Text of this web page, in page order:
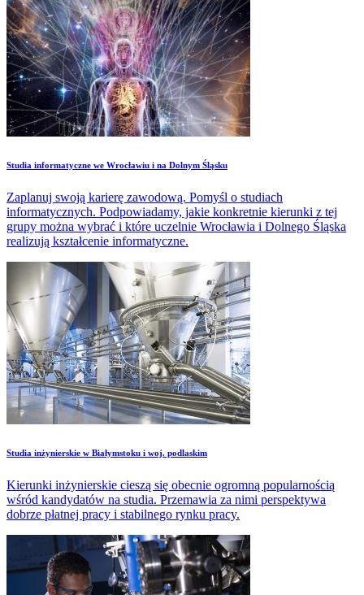
Studia informatyczne we Wrocławiu i na Dolnym Śląsku
Zaplanuj swoją karierę zawodową. Pomyśl o studiach
informatycznych. Podpowiadamy, jakie konkretnie kierunki z tej
grupy można wybrać i które uczelnie Wrocławia i Dolnego Śląska
realizują kształcenie informatyczne.
Studia inżynierskie w Białymstoku i woj. podlaskim
Kierunki inżynierskie cieszą się obecnie ogromną popularnością
wśród kandydatów na studia. Przemawia za nimi perspektywa
dobrze płatnej pracy i stabilnego rynku pracy.